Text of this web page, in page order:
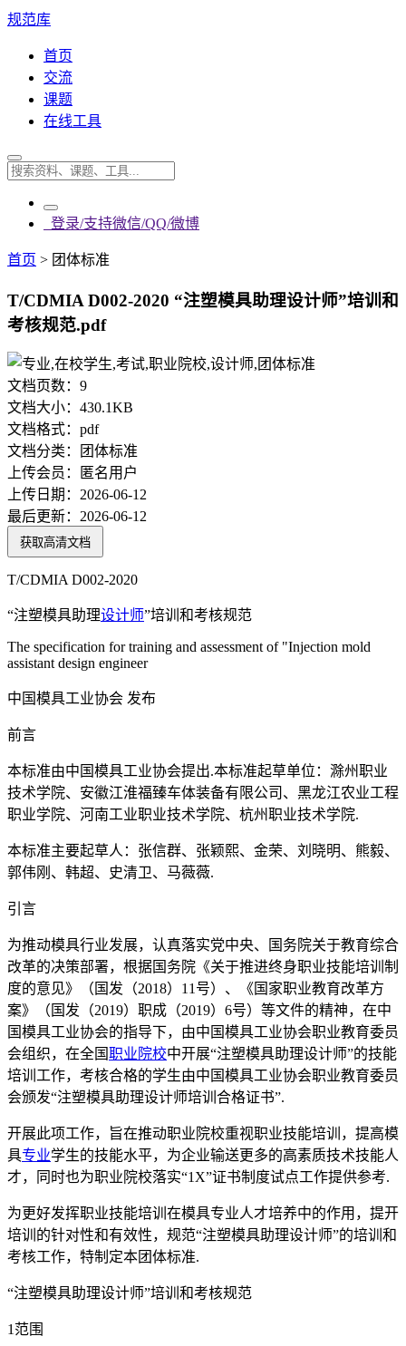
规范库
首页
交流
课题
在线工具
登录/支持微信/QQ/微博
首页 > 团体标准
T/CDMIA D002-2020 “注塑模具助理设计师”培训和
考核规范.pdf
文档页数： 9
文档大小： 430.1KB
文档格式： pdf
文档分类：
团体标准
上传会员：
匿名用户
上传日期： 2026-06-12
最后更新： 2026-06-12
获取高清文档
T/CDMIA D002-2020
“注塑模具助理设计师”培训和考核规范
The specification for training and assessment of "Injection mold
assistant design engineer
中国模具工业协会 发布
前言
本标准由中国模具工业协会提出.本标准起草单位：滁州职业
技术学院、安徽江淮福臻车体装备有限公司、黑龙江农业工程
职业学院、河南工业职业技术学院、杭州职业技术学院.
本标准主要起草人：张信群、张颖熙、金荣、刘晓明、熊毅、
郭伟刚、韩超、史清卫、马薇薇.
引言
为推动模具行业发展，认真落实党中央、国务院关于教育综合
改革的决策部署，根据国务院《关于推进终身职业技能培训制
度的意见》（国发（2018）11号）、《国家职业教育改革方
案》（国发（2019）职成（2019）6号）等文件的精神，在中
国模具工业协会的指导下，由中国模具工业协会职业教育委员
会组织，在全国职业院校中开展“注塑模具助理设计师”的技能
培训工作，考核合格的学生由中国模具工业协会职业教育委员
会颁发“注塑模具助理设计师培训合格证书”.
开展此项工作，旨在推动职业院校重视职业技能培训，提高模
具专业学生的技能水平，为企业输送更多的高素质技术技能人
才，同时也为职业院校落实“1X”证书制度试点工作提供参考.
为更好发挥职业技能培训在模具专业人才培养中的作用，提开
培训的针对性和有效性，规范“注塑模具助理设计师”的培训和
考核工作，特制定本团体标准.
“注塑模具助理设计师”培训和考核规范
1范围